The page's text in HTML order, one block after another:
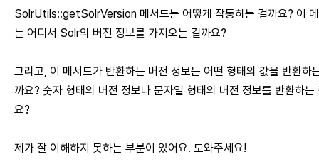
SolrUtils::getSolrVersion 메서드는 어떻게 작동하는 걸까요? 이
는 어디서 Solr의 버전 정보를 가져오는 걸까요?
그리고, 이 메서드가 반환하는 버전 정보는 어떤 형태의 값을 반환하
까요? 숫자 형태의 버전 정보나 문자열 형태의 버전 정보를 반환하는
요?
제가 잘 이해하지 못하는 부분이 있어요. 도와주세요!